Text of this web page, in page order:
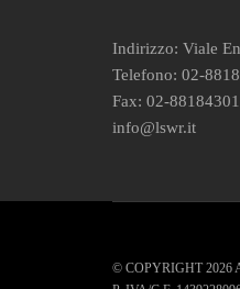
Indirizzo: Viale
Telefono: 02-
Fax: 02-88184301
info@lswr.it
© COPYRIGHT 2026